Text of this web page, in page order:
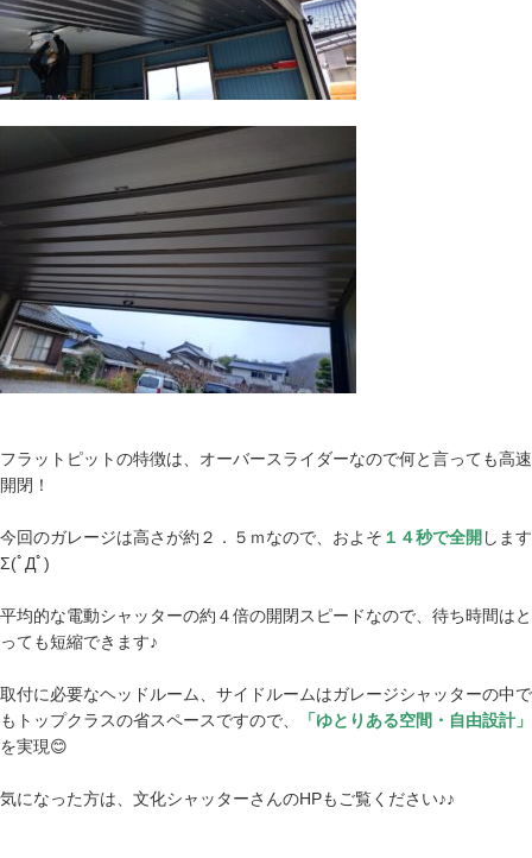
フラットピットの特徴は、オーバースライダーなので何と言っても高速
開閉！
今回のガレージは高さが約２．５ｍなので、およそ １４秒で全開 します
Σ(ﾟДﾟ)
平均的な電動シャッターの約４倍の開閉スピードなので、待ち時間はと
っても短縮できます♪
取付に必要なヘッドルーム、サイドルームはガレージシャッターの中で
もトップクラスの省スペースですので、
「ゆとりある空間・自由設計」
を実現😊
気になった方は、文化シャッターさんのHPもご覧ください♪♪